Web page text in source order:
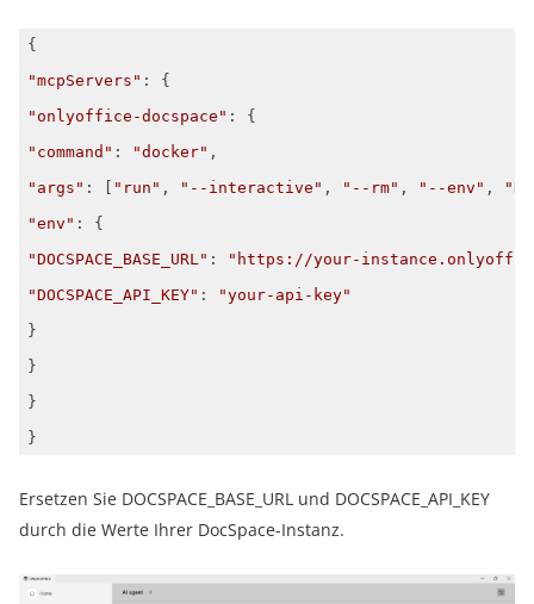
"mcpServers"
"onlyoffice-docspace"
"command" : "docker"
"args" : [ "run" , "--interactive" , "--rm" , "--env" ,
"env"
"DOCSPACE_BASE_URL" :
"https://your-
"DOCSPACE_API_KEY" :
"your-api-key"
}
Ersetzen Sie DOCSPACE_BASE_URL und DOCSPACE_API_KEY
durch die Werte Ihrer DocSpace-Instanz.